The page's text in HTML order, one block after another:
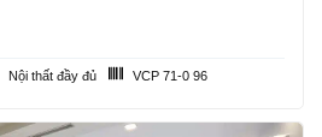
Nội thất đầy đủ VCP 71-0 96